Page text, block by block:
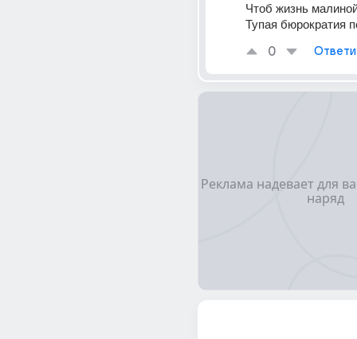
Чтоб жизнь
Тупая бюрократия
0